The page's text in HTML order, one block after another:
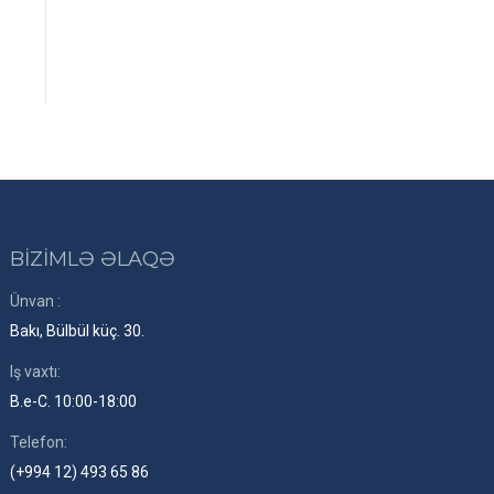
BİZİMLƏ ƏLAQƏ
Ünvan :
Bakı, Bülbül küç. 30.
Iş vaxtı:
B.e-C. 10:00-18:00
Telefon:
(+994 12) 493 65 86